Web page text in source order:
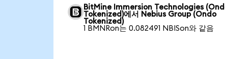
BitMine Immersion Technologies
Tokenized)에서 Nebius Group (Ondo
Tokenized)
1 BMNRon는 0.082491 NBISon와 같음